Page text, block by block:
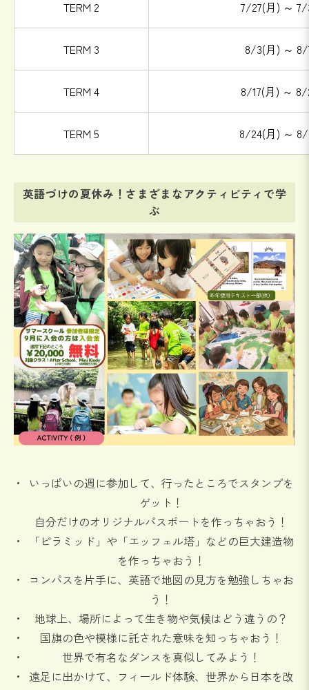
TERM 2 7/27(月) ～ 7/
TERM 3 8/3(月) ～
TERM 4 8/17(月) ～ 8/
TERM 5 8/24(月) ～
英語づけの夏休み！さまざまなアクティビティで学
ぶ
いっぱいの週に参加して、行ったところでスタンプを
ゲット！
自分だけのオリジナルパスポートを作っちゃおう！
「ピラミッド」や「エッフェル塔」などの巨大建造物
を作っちゃおう！
コンパスを片手に、英語で地図の見方を勉強しちゃお
う！
地球上、場所によって生き物や気候はどう違うの？
国旗の色や模様に託された意味を知っちゃおう！
世界で有名なダンスを真似してみよう！
遠足に出かけて、フィールド体験、世界から日本を改